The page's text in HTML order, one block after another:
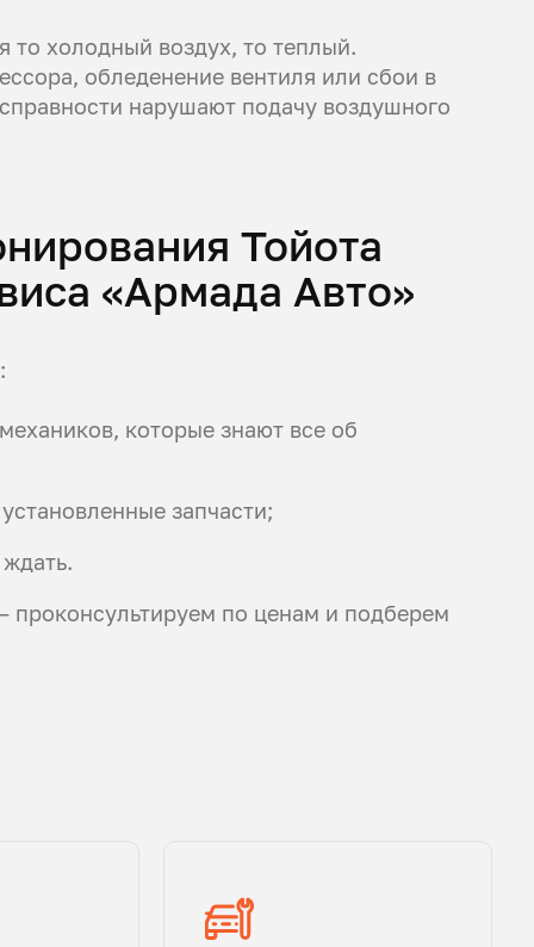
то холодный воздух, то теплый.
обледенение вентиля или сбои в
нарушают подачу воздушного
Тойота
«Армада Авто»
которые знают все об
запчасти;
проконсультируем по ценам и подберем